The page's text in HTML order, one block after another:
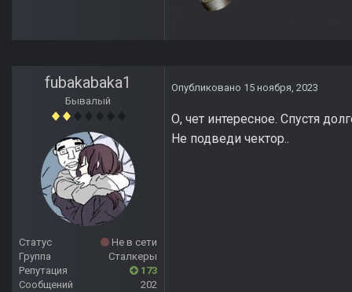
fubakabaka1
Бывалый
Статус
Не в сети
Группа
Сталкеры
Репутация
173
Сообщений
202
Опубликовано 15 ноября, 2023
О, чет интересное. Спустя
Не подведи чектор..